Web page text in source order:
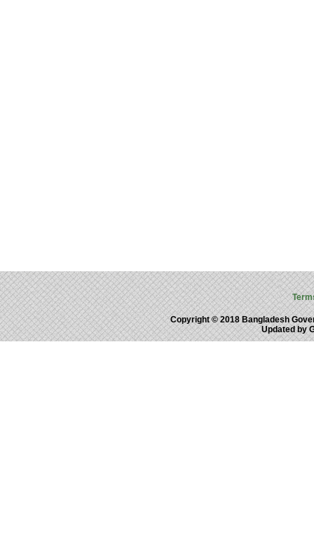
Copyright © 2018 Bangladesh
Updated by